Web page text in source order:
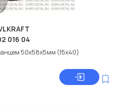
016 04
50x58x5мм (15x40)